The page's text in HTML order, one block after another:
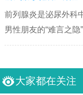
前列腺炎是泌尿外科
男性朋友的“难言之隐
大家都在关注